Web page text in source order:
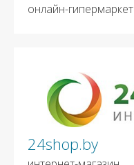
онлайн-гипермаркет
24shop.by